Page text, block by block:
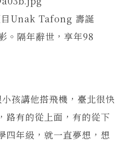
目Unak Tafong 壽誕
。隔年辭世，享年98
講他搭飛機，臺北很快
路有的從上面，有的從下
四年級，就一直夢想，想